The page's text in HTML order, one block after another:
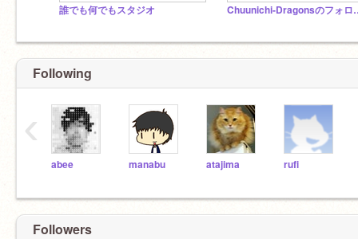
誰でも何でもスタジオ
Following
abee manabu atajima rufi
‹
Followers